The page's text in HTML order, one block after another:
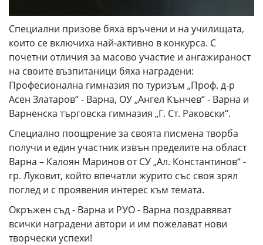
Специални призове бяха връчени и на училищата,
които се включиха най-активно в конкурса. С
почетни отличия за масово участие и ангажираност
на своите възпитаници бяха наградени:
Професионална гимназия по туризъм „Проф. д-р
Асен Златаров“ - Варна, ОУ „Ангел Кънчев“ - Варна и
Варненска търговска гимназия „Г. Ст. Раковски“.
Специално поощрение за своята писмена творба
получи и един участник извън пределите на област
Варна – Калоян Маринов от СУ „Ал. Константинов“ -
гр. Луковит, който впечатли журито със своя зрял
поглед и с проявения интерес към темата.
Окръжен съд - Варна и РУО - Варна поздравяват
всички наградени автори и им пожелават нови
творчески успехи!